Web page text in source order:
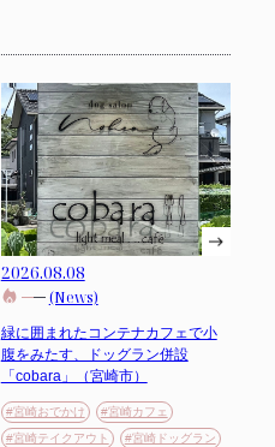
2026.08.08
(News)
緑に囲まれたコンテナカフェで小
腹をみたす、ドッグラン併設
「cobara」（宮崎市）
#宮崎おでかけ
#宮崎カフェ
#宮崎テイクアウト
#宮崎ドッグラン